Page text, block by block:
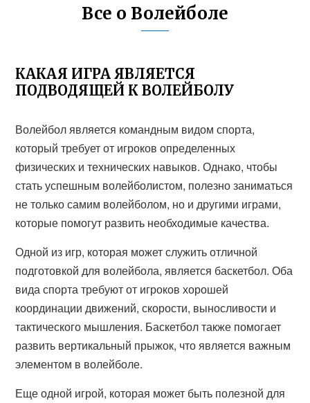
Все о Волейболе
КАКАЯ ИГРА ЯВЛЯЕТСЯ
ПОДВОДЯЩЕЙ К ВОЛЕЙБОЛУ
Волейбол является командным видом спорта,
который требует от игроков определенных
физических и технических навыков. Однако, чтобы
стать успешным волейболистом, полезно заниматься
не только самим волейболом, но и другими играми,
которые помогут развить необходимые качества.
Одной из игр, которая может служить отличной
подготовкой для волейбола, является баскетбол. Оба
вида спорта требуют от игроков хорошей
координации движений, скорости, выносливости и
тактического мышления. Баскетбол также помогает
развить вертикальный прыжок, что является важным
элементом в волейболе.
Еще одной игрой, которая может быть полезной для